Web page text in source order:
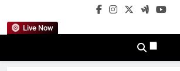
Live Now